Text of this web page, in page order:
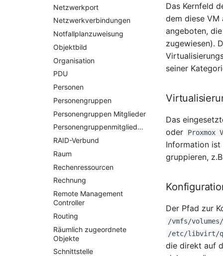
Netzwerkport
Netzwerkverbindungen
Notfallplanzuweisung
Objektbild
Organisation
PDU
Personen
Personengruppen
Personengruppen Mitglieder
Personengruppenmitgliedschaft
RAID-Verbund
Raum
Rechenressourcen
Rechnung
Remote Management
Controller
Routing
Räumlich zugeordnete
Objekte
Schnittstelle
Das Kernfeld
dem diese
angeboten,
zugewiesen).
seiner
Das
oder Proxmox
Information ist
gruppieren,
Der Pfad zur
/vmfs/
/etc/libvirt/
die direkt auf